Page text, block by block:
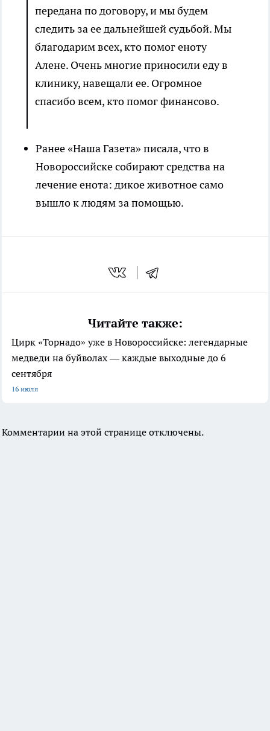
передана по договору, и мы будем
следить за ее дальнейшей судьбой. Мы
благодарим всех, кто помог еноту
Алене. Очень многие приносили еду в
клинику, навещали ее. Огромное
спасибо всем, кто помог финансово.
Ранее «Наша Газета» писала, что в
Новороссийске собирают средства на
лечение енота: дикое животное само
вышло к людям за помощью.
Читайте также:
Цирк «Торнадо» уже в Новороссийске: легендарные
медведи на буйволах — каждые выходные до 6
сентября
16 июля
Комментарии на этой странице отключены.